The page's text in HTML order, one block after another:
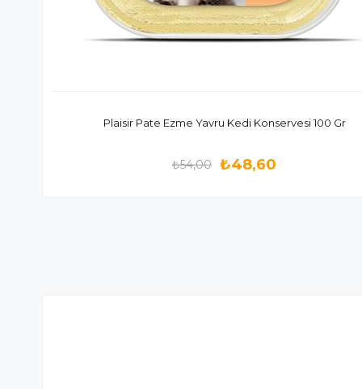
Plaisir Pate Ezme Yavru Kedi Konservesi 100 Gr
₺48,60
₺54,00